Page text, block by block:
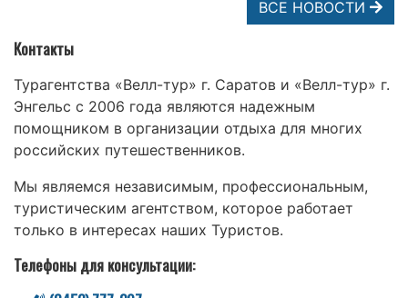
ВСЕ НОВОСТИ
Контакты
Турагентства «Велл-тур» г. Саратов и «Велл-тур» г.
Энгельс с 2006 года являются надежным
помощником в организации отдыха для многих
российских путешественников.
Мы являемся независимым, профессиональным,
туристическим агентством, которое работает
только в интересах наших Туристов.
Телефоны для консультации: